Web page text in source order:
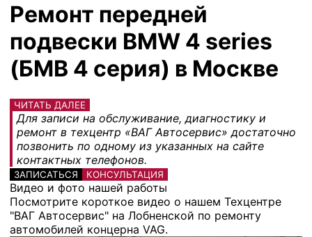
Ремонт передней
подвески BMW 4 series
(БМВ 4 серия) в Москве
ЧИТАТЬ ДАЛЕЕ
Для записи на обслуживание, диагностику и
ремонт в техцентр «ВАГ Автосервис» достаточно
позвонить по одному из указанных на сайте
контактных телефонов.
ЗАПИСАТЬСЯ КОНСУЛЬТАЦИЯ
Видео и фото нашей работы
Посмотрите короткое видео о нашем Техцентре
"ВАГ Автосервис" на Лобненской по ремонту
автомобилей концерна VAG.